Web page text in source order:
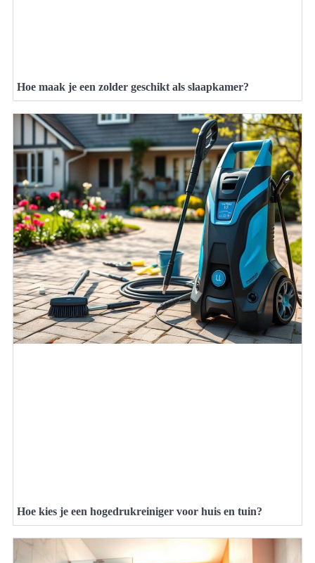
Hoe maak je een zolder geschikt als slaapkamer?
Hoe kies je een hogedrukreiniger voor huis en tuin?